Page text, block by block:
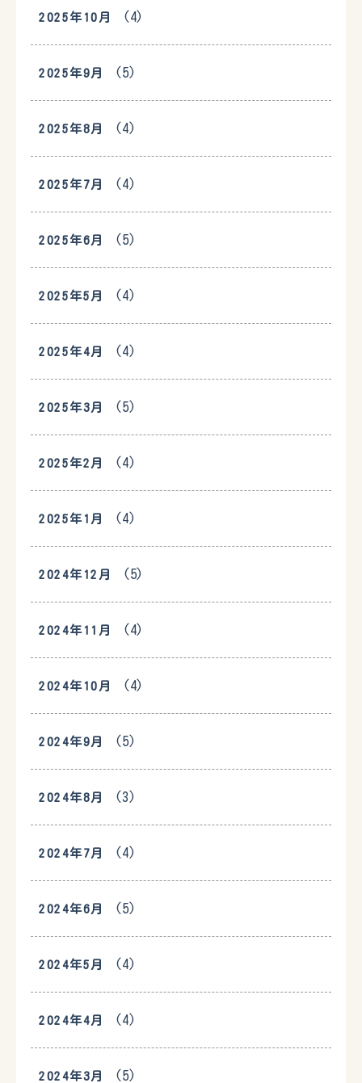
2025年10月 (4)
2025年9月 (5)
2025年8月 (4)
2025年7月 (4)
2025年6月 (5)
2025年5月 (4)
2025年4月 (4)
2025年3月 (5)
2025年2月 (4)
2025年1月 (4)
2024年12月 (5)
2024年11月 (4)
2024年10月 (4)
2024年9月 (5)
2024年8月 (3)
2024年7月 (4)
2024年6月 (5)
2024年5月 (4)
2024年4月 (4)
2024年3月 (5)